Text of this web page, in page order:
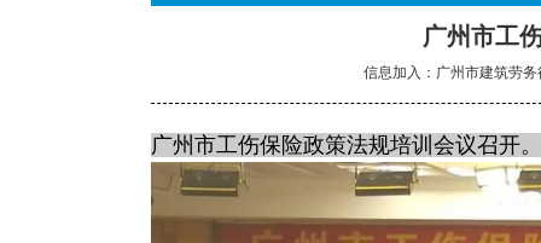
广州市工
信息加入：广州市建筑劳务
广州市工伤保险政策法规培训会议召开。